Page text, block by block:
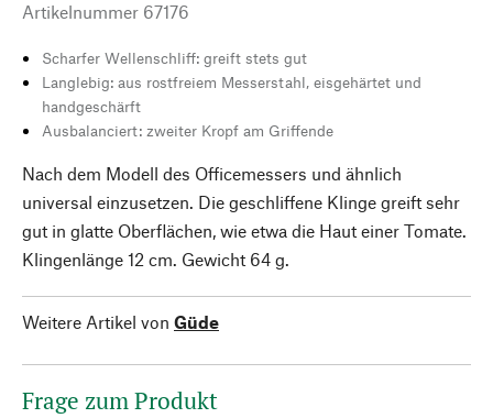
Artikelnummer 67176
Scharfer Wellenschliff: greift stets gut
Langlebig: aus rostfreiem Messerstahl, eisgehärtet und
handgeschärft
Ausbalanciert: zweiter Kropf am Griffende
Nach dem Modell des Officemessers und ähnlich
universal einzusetzen. Die geschliffene Klinge greift sehr
gut in glatte Oberflächen, wie etwa die Haut einer Tomate.
Klingenlänge 12 cm. Gewicht 64 g.
Weitere Artikel von Güde
Frage zum Produkt